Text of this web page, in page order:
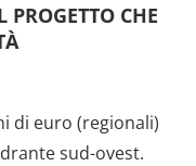
PROGETTO CHE
di euro (regionali)
sud-ovest.